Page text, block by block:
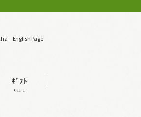
– English Page
ｷﾞﾌﾄ
GIFT